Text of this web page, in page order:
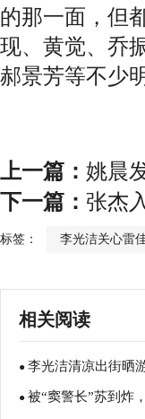
的那一面，但
现、黄觉、乔
郝景芳等不少
上一篇： 姚晨
下一篇： 张杰
标签： 李光洁关心雷
相关阅读
● 李光洁清凉出街晒
孩
● 被“窦警长”苏到炸